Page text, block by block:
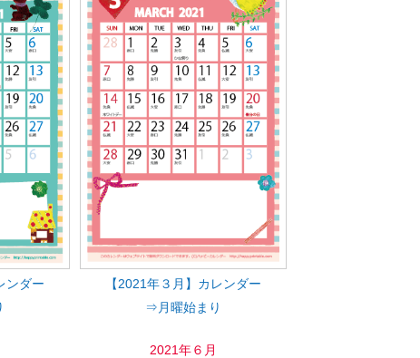
ンダー
【2021年３月】カレンダー
⇒月曜始まり
2021年６月